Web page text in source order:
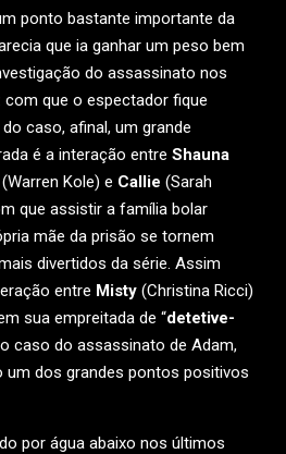
ponto bastante importante da
que ia ganhar um peso bem
do assassinato nos
que o espectador fique
caso, afinal, um grande
é a interação entre Shauna
(Warren Kole) e Callie (Sarah
que assistir a família bolar
mãe da prisão se tornem
divertidos da série. Assim
entre Misty (Christina Ricci)
sua empreitada de “detetive-
caso do assassinato de Adam,
dos grandes pontos positivos
por água abaixo nos últimos